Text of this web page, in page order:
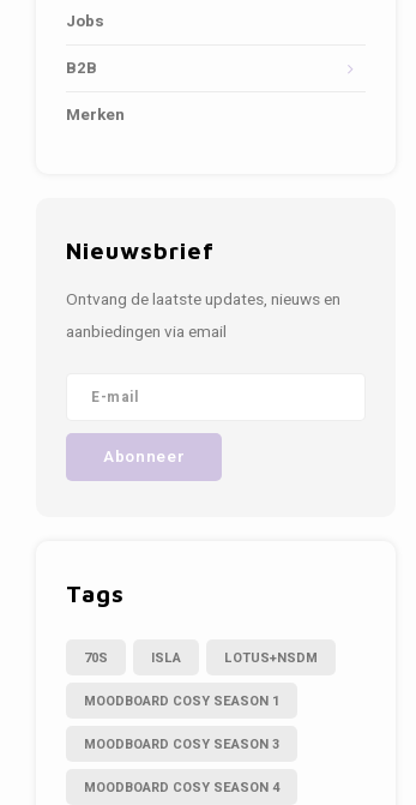
Jobs
B2B
Merken
Nieuwsbrief
Ontvang de laatste updates, nieuws en
aanbiedingen via email
Abonneer
Tags
70S ISLA LOTUS+NSDM
MOODBOARD COSY SEASON 1
MOODBOARD COSY SEASON 3
MOODBOARD COSY SEASON 4